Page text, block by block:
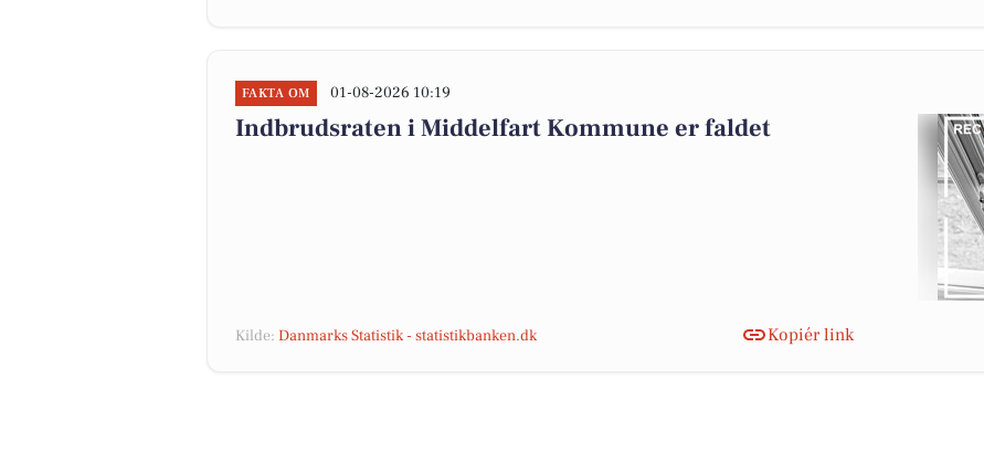
FAKTA OM 01-08-2026 10:19
Indbrudsraten i Middelfart Kommune er faldet
Kilde: Danmarks Statistik - statistikbanken.dk Kopiér link